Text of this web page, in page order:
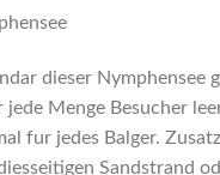
dieser Nymphensee
jede Menge Besucher
fur jedes Balger.
Sandstrand